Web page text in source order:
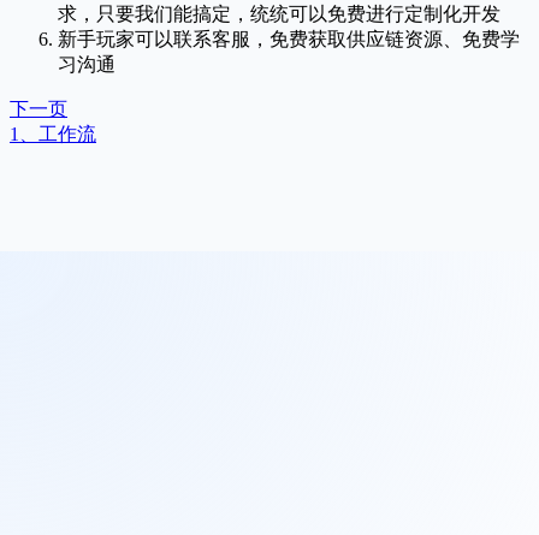
求，只要我们能搞定，统统可以免费进行定制化开发
新手玩家可以联系客服，免费获取供应链资源、免费学
习沟通
下一页
1、工作流